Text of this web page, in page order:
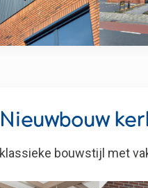
Nieuwbouw
klassieke bouwstijl met